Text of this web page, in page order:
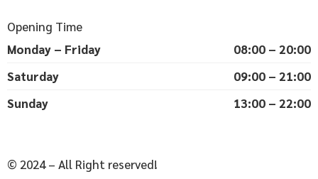
Opening Time
Monday – Friday
08:00 – 20:00
Saturday
09:00 – 21:00
Sunday
13:00 – 22:00
© 2024 – All Right reserved!